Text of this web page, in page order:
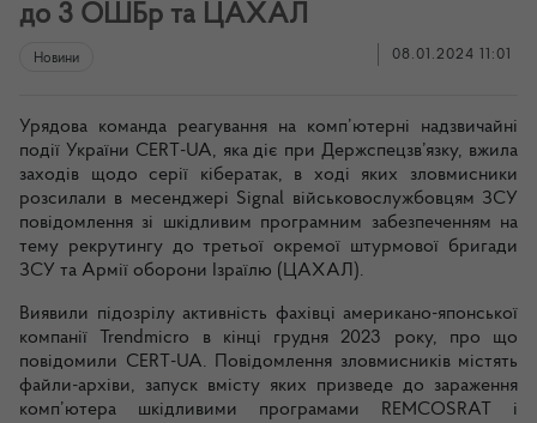
до 3 ОШБр та ЦАХАЛ
Новини 08.01.2024 11:01
Урядова команда реагування на комп’ютерні надзвичайні
події України CERT-UA, яка діє при Держспецзв’язку, вжила
заходів щодо серії кібератак, в ході яких зловмисники
розсилали в месенджері Signal військовослужбовцям ЗСУ
повідомлення зі шкідливим програмним забезпеченням на
тему рекрутингу до третьої окремої штурмової бригади
ЗСУ та Армії оборони Ізраїлю (ЦАХАЛ).
Виявили підозрілу активність фахівці американо-японської
компанії Trendmicro в кінці грудня 2023 року, про що
повідомили CERT-UA. Повідомлення зловмисників містять
файли-архіви, запуск вмісту яких призведе до зараження
комп’ютера шкідливими програмами REMCOSRAT і